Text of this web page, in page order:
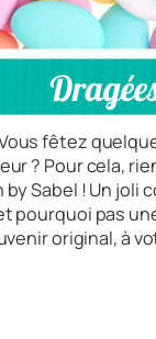
fêtez
? Pour cela,
Sabel ! Un joli
pourquoi pas
original, à